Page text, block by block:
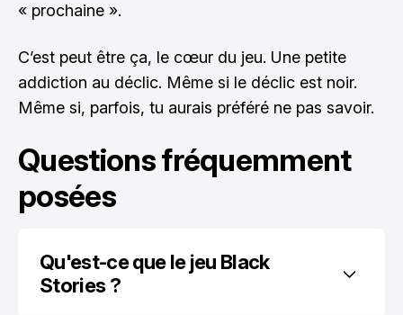
« prochaine ».
C’est peut être ça, le cœur du jeu. Une petite
addiction au déclic. Même si le déclic est noir.
Même si, parfois, tu aurais préféré ne pas savoir.
Questions fréquemment
posées
Qu'est-ce que le jeu Black
Stories ?